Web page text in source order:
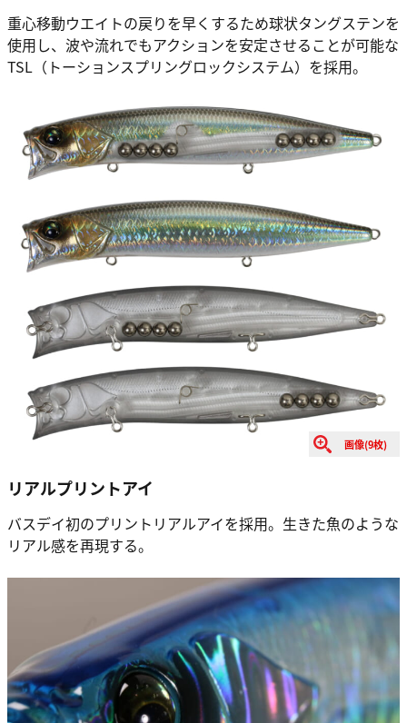
重心移動ウエイトの戻りを早くするため球状タングステンを
使用し、波や流れでもアクションを安定させることが可能な
TSL（トーションスプリングロックシステム）を採用。
画像(9枚)
リアルプリントアイ
バスデイ初のプリントリアルアイを採用。生きた魚のような
リアル感を再現する。